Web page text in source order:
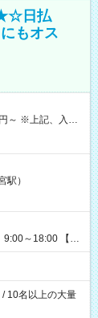
日払
もオス
～ ※上記、入社
了から100日以内
ビス『クリア
給与を受け取れ
円)は手渡しで支
中も交通費全
駅）
9:00～18:00 【夜
電話・メールで
自由に働けます
10名以上の大量